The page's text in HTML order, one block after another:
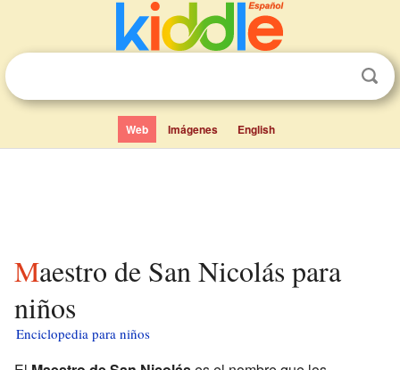
Web Imágenes English
Maestro de San Nicolás para
niños
Enciclopedia para niños